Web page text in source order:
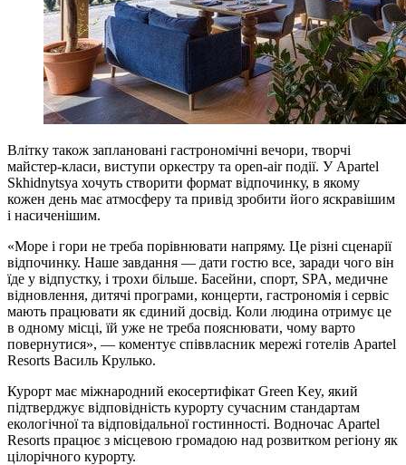
Влітку також заплановані гастрономічні вечори, творчі
майстер-класи, виступи оркестру та open-air події. У Apartel
Skhidnytsya хочуть створити формат відпочинку, в якому
кожен день має атмосферу та привід зробити його яскравішим
і насиченішим.
«Море і гори не треба порівнювати напряму. Це різні сценарії
відпочинку. Наше завдання — дати гостю все, заради чого він
їде у відпустку, і трохи більше. Басейни, спорт, SPA, медичне
відновлення, дитячі програми, концерти, гастрономія і сервіс
мають працювати як єдиний досвід. Коли людина отримує це
в одному місці, їй уже не треба пояснювати, чому варто
повернутися», — коментує співвласник мережі готелів Apartel
Resorts Василь Крулько.
Курорт має міжнародний екосертифікат Green Key, який
підтверджує відповідність курорту сучасним стандартам
екологічної та відповідальної гостинності. Водночас Apartel
Resorts працює з місцевою громадою над розвитком регіону як
цілорічного курорту.